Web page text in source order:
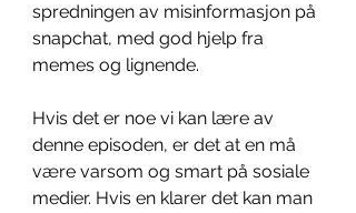
spredningen av misinformasjon på
snapchat, med god hjelp fra
memes og lignende.
Hvis det er noe vi kan lære av
denne episoden, er det at en må
være varsom og smart på sosiale
medier. Hvis en klarer det kan man